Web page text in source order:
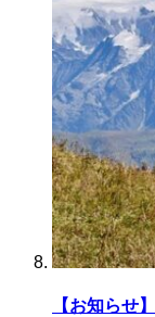
【お知らせ